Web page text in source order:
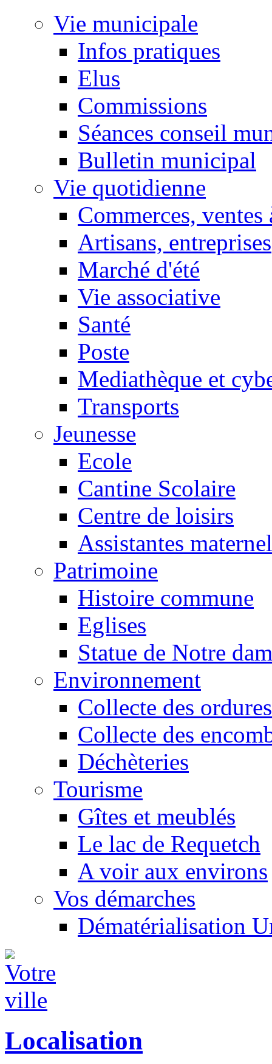
Vie municipale
Infos pratiques
Elus
Commissions
Séances conseil
Bulletin municipal
Vie quotidienne
Commerces, ventes
Artisans, entreprises
Marché d'été
Vie associative
Santé
Poste
Mediathèque et
Transports
Jeunesse
Ecole
Cantine Scolaire
Centre de loisirs
Assistantes
Patrimoine
Histoire commune
Eglises
Statue de Notre
Environnement
Collecte des ordures
Collecte des
Déchèteries
Tourisme
Gîtes et meublés
Le lac de Requetch
A voir aux environs
Vos démarches
Dématérialisation
Localisation